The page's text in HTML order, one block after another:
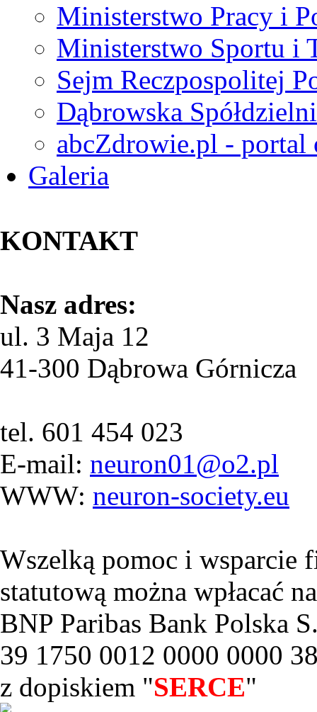
Ministerstwo Pracy i
Ministerstwo Sportu i
Sejm Reczpospolitej
Dąbrowska
abcZdrowie.pl - portal
Galeria
KONTAKT
Nasz adres:
ul. 3 Maja 12
41-300 Dąbrowa Górnicza
tel. 601 454 023
E-mail: neuron01@o2.pl
WWW: neuron-society.eu
Wszelką pomoc i wsparcie
statutową można wpłacać
BNP Paribas Bank Polska
39 1750 0012 0000 0000
z dopiskiem "SERCE"